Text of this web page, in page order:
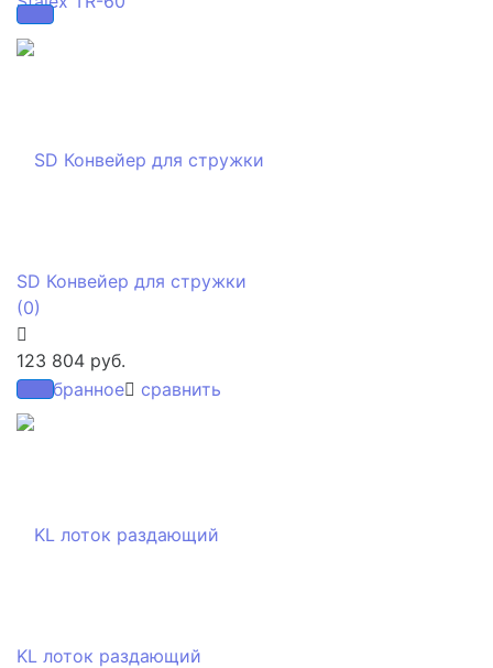
избранное сравнить
SD Конвейер для стружки
(0)
123 804 руб.
KL лоток раздающий